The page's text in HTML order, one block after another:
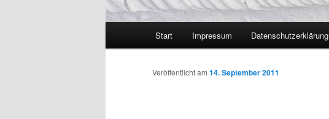
Start Impressum Datenschutzerklärung
Veröffentlicht am 14. September 2011